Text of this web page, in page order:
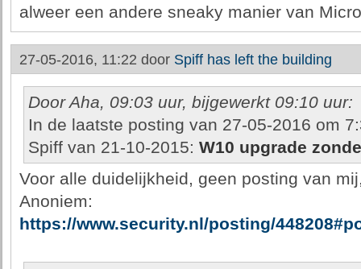
alweer een andere sneaky manier van
27-05-2016, 11:22 door Spiff has left the building
Door Aha, 09:03 uur, bijgewerkt 09:10 uur:
In de laatste posting van 27-05-2016 om
Spiff van 21-10-2015: W10 upgrade
Voor alle duidelijkheid, geen posting van
Anoniem:
https://www.security.nl/posting/